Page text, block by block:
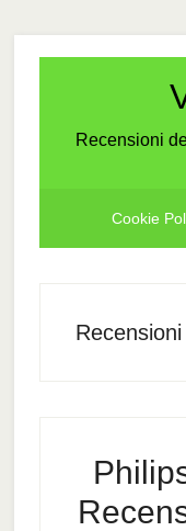
Recensioni
Cookie
Recensioni